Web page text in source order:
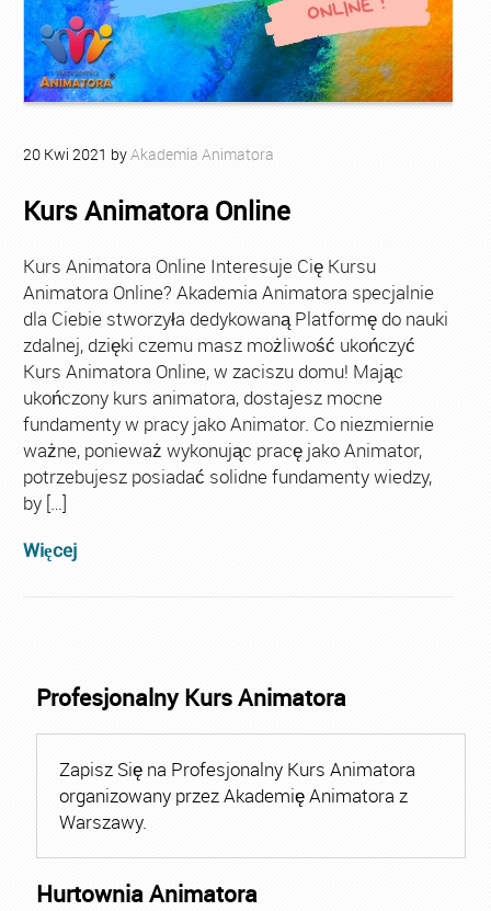
20 Kwi 2021 byAkademia Animatora
Kurs Animatora Online
Kurs Animatora Online Interesuje Cię Kursu
Animatora Online? Akademia Animatora specjalnie
dla Ciebie stworzyła dedykowaną Platformę do nauki
zdalnej, dzięki czemu masz możliwość ukończyć
Kurs Animatora Online, w zaciszu domu! Mając
ukończony kurs animatora, dostajesz mocne
fundamenty w pracy jako Animator. Co niezmiernie
ważne, ponieważ wykonując pracę jako Animator,
potrzebujesz posiadać solidne fundamenty wiedzy,
by […]
Więcej
Profesjonalny Kurs Animatora
Zapisz Się na Profesjonalny Kurs Animatora
organizowany przez Akademię Animatora z
Warszawy.
Hurtownia Animatora